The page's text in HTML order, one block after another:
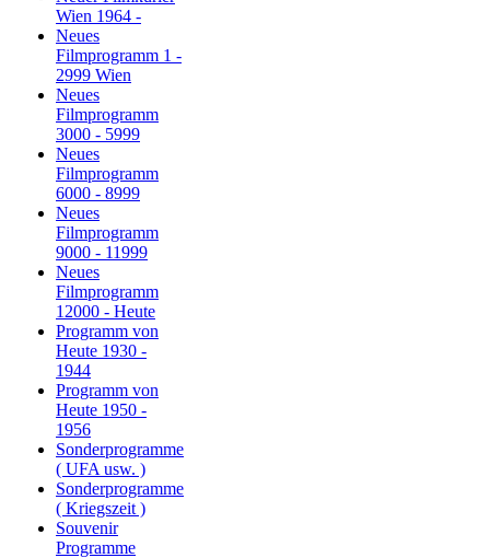
Wien 1964 -
Neues
Filmprogramm 1 -
2999 Wien
Neues
Filmprogramm
3000 - 5999
Neues
Filmprogramm
6000 - 8999
Neues
Filmprogramm
9000 - 11999
Neues
Filmprogramm
12000 - Heute
Programm von
Heute 1930 -
1944
Programm von
Heute 1950 -
1956
Sonderprogramme
( UFA usw. )
Sonderprogramme
( Kriegszeit )
Souvenir
Programme